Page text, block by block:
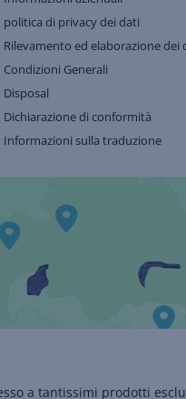
politica di privacy dei dati
Rilevamento ed elaborazione dei
Condizioni Generali
Disposal
Dichiarazione di conformità
Informazioni sulla traduzione
a tantissimi prodotti